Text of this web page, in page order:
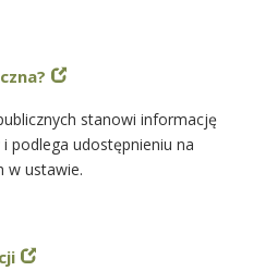
stanowi informację
podlega udostępnieniu na
w ustawie.